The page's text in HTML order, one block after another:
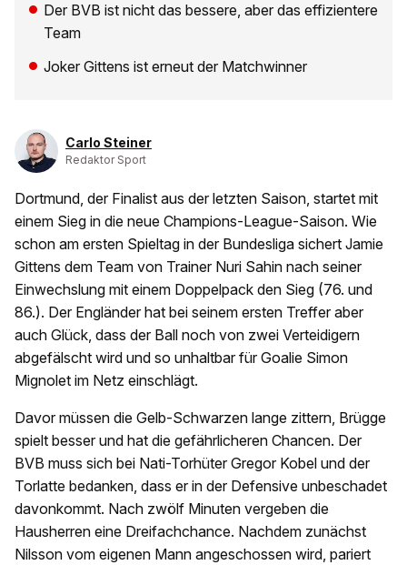
Der BVB ist nicht das bessere, aber das effizientere
Team
Joker Gittens ist erneut der Matchwinner
Carlo Steiner
Redaktor Sport
Dortmund, der Finalist aus der letzten Saison, startet mit
einem Sieg in die neue Champions-League-Saison. Wie
schon am ersten Spieltag in der Bundesliga sichert Jamie
Gittens dem Team von Trainer Nuri Sahin nach seiner
Einwechslung mit einem Doppelpack den Sieg (76. und
86.). Der Engländer hat bei seinem ersten Treffer aber
auch Glück, dass der Ball noch von zwei Verteidigern
abgefälscht wird und so unhaltbar für Goalie Simon
Mignolet im Netz einschlägt.
Davor müssen die Gelb-Schwarzen lange zittern, Brügge
spielt besser und hat die gefährlicheren Chancen. Der
BVB muss sich bei Nati-Torhüter Gregor Kobel und der
Torlatte bedanken, dass er in der Defensive unbeschadet
davonkommt. Nach zwölf Minuten vergeben die
Hausherren eine Dreifachchance. Nachdem zunächst
Nilsson vom eigenen Mann angeschossen wird, pariert